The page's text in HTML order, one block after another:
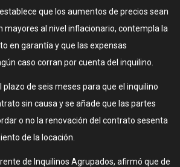
que los aumentos de precios sean
mayores al nivel inflacionario, contempla la
en garantía y que las expensas
caso corran por cuenta del inquilino.
de seis meses para que el inquilino
sin causa y se añade que las partes
o no la renovación del contrato sesenta
de la locación.
de Inquilinos Agrupados, afirmó que de